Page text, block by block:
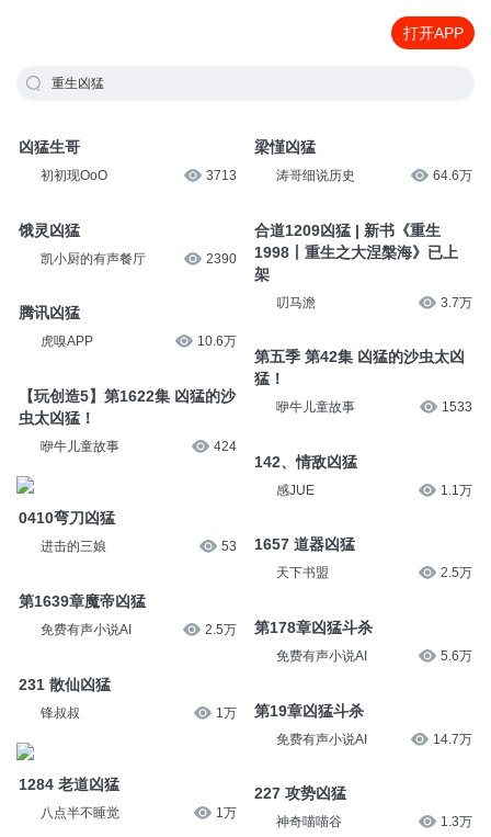
打开APP
重生凶猛
凶猛生哥
初初现OoO 3713
饿灵凶猛
凯小厨的有声餐厅 2390
腾讯凶猛
虎嗅APP 10.6万
【玩创造5】第1622集 凶猛的沙
虫太凶猛！
咿牛儿童故事 424
0410弯刀凶猛
进击的三娘 53
第1639章魔帝凶猛
免费有声小说AI 2.5万
231 散仙凶猛
锋叔叔 1万
1284 老道凶猛
八点半不睡觉 1万
梁慬凶猛
涛哥细说历史 64.6万
合道1209凶猛 | 新书《重生
1998丨重生之大涅槃海》已上
架
叨马澹 3.7万
第五季 第42集 凶猛的沙虫太凶
猛！
咿牛儿童故事 1533
142、情敌凶猛
感JUE 1.1万
1657 道器凶猛
天下书盟 2.5万
第178章凶猛斗杀
免费有声小说AI 5.6万
第19章凶猛斗杀
免费有声小说AI 14.7万
227 攻势凶猛
神奇喵喵谷 1.3万